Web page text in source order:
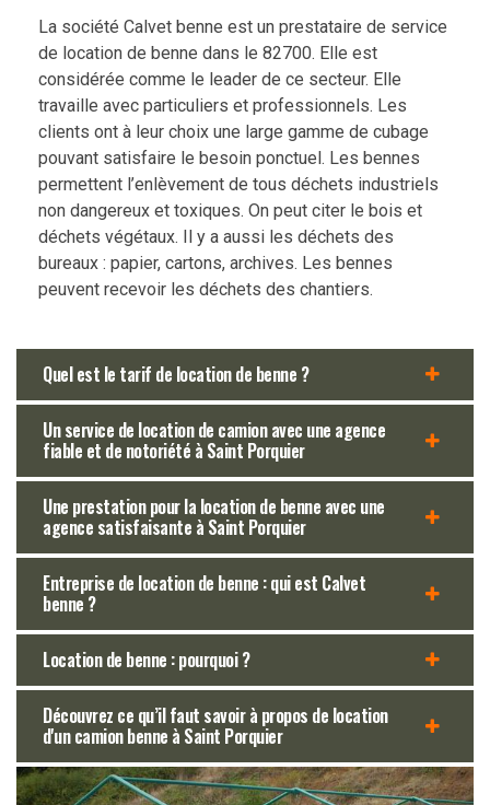
La société Calvet benne est un prestataire de service
de location de benne dans le 82700. Elle est
considérée comme le leader de ce secteur. Elle
travaille avec particuliers et professionnels. Les
clients ont à leur choix une large gamme de cubage
pouvant satisfaire le besoin ponctuel. Les bennes
permettent l’enlèvement de tous déchets industriels
non dangereux et toxiques. On peut citer le bois et
déchets végétaux. Il y a aussi les déchets des
bureaux : papier, cartons, archives. Les bennes
peuvent recevoir les déchets des chantiers.
Quel est le tarif de location de benne ?
Un service de location de camion avec une agence
fiable et de notoriété à Saint Porquier
Une prestation pour la location de benne avec une
agence satisfaisante à Saint Porquier
Entreprise de location de benne : qui est Calvet
benne ?
Location de benne : pourquoi ?
Découvrez ce qu’il faut savoir à propos de location
d'un camion benne à Saint Porquier